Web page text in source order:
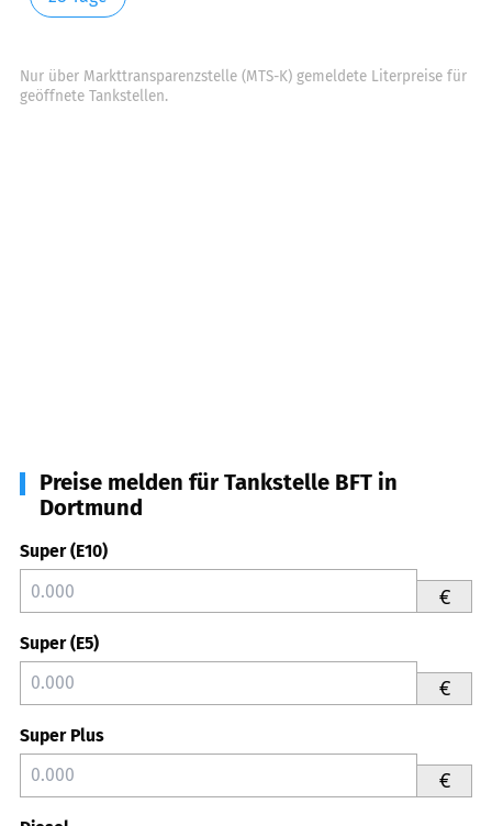
Nur über Markttransparenzstelle (MTS-K) gemeldete Literpreise für
geöffnete Tankstellen.
Preise melden für Tankstelle BFT in
Dortmund
Super (E10)
€
Super (E5)
€
Super Plus
€